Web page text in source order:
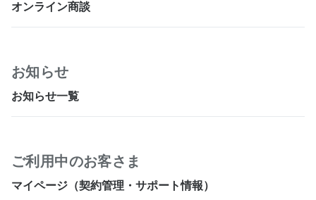
オンライン商談
お知らせ
お知らせ一覧
ご利用中のお客さま
マイページ（契約管理・サポート情報）